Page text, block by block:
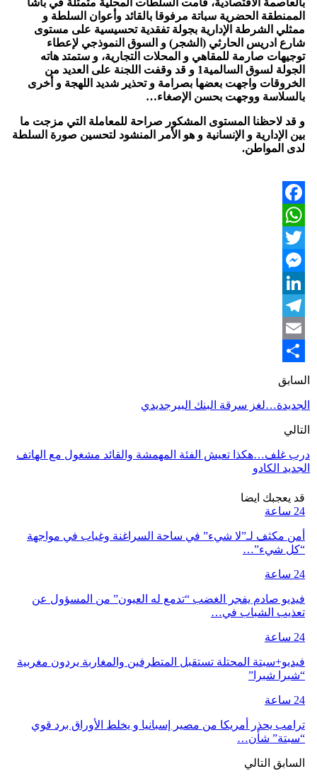
الممنطقة الحضرية سباتة مرفوقا بالقائد وأعوان السلطة و
ممثلي الشرطة الإدارية بجولة تفقدية تحسيسية على مستوى
شارع ادريس الحارثي (الشجر) و السوق النموذجي لإعطاء
توجيهات صارمة للمقاهي و المحلات التجارية، و ستمتد هاته
الجولة لسوق السالمية1 و قد وقفت اللجنة على العديد من
الخروقات واجهت بعضها بصرامة و تحذير شديد اللهجة و أخرى
بالسلاسة ووجهت بحسن الإصغاء…
و قد لاحظنا المستوى المشكور صراحة للمعاملة التي مزجت ما
بين الإدارية و الإنسانية و هو الأمر المنشود لتحسين صورة السلطة
لدى المواطن.
Facebook
WhatsApp
Twitter
Messenger
LinkedIn
Telegram
Email
Share
السابق
الجديدة…لغز سرقة البنك البيرجديدي
التالي
درب غلف…هكذا تعيش الفئة المهمشة والقائد مشغول مع الهاتف
الجديد الكادو
قد يعجبك ايضا
24 ساعة
أمن مكثف لـ”لا شيء” في ساحة السراغنة وغياب في مواجهة
“كل شيء”…
24 ساعة
فيديو صادم يفجر الغضب “تدمع له العيون” من المسؤول عن
تعذيب الشباب في…
24 ساعة
فيديو+سبتة المحتلة تستقبل المتطرفين والمغاربة يردون مغربية
“شبرا شبرا”
24 ساعة
ترامب يحذر أمريكا من مصير إسبانيا و يخلط الأوراق برد قوي
“سبتة” شأن…
السابق التالي